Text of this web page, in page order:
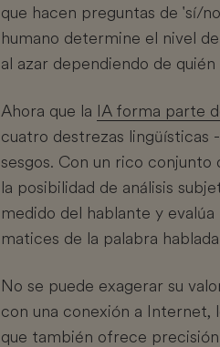
que hacen preguntas de 'sí/
humano determine el nivel
al azar dependiendo de
Ahora que la IA forma parte
cuatro destrezas lingüísticas
sesgos. Con un rico
la posibilidad de análisis
medido del hablante y
matices de la palabra
No se puede exagerar su
con una conexión a Internet,
que también ofrece